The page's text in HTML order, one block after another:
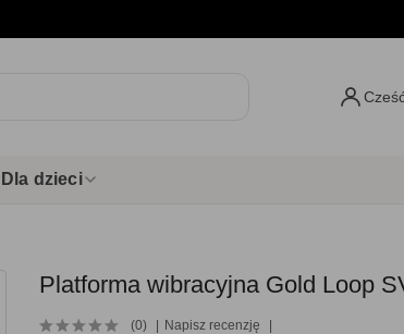
Dla dzieci
Platforma wibracyjna Gold Loop
(0) Napisz recenzję